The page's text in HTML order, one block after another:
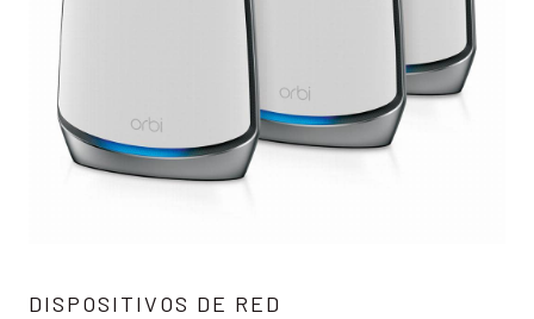
DISPOSITIVOS DE RED